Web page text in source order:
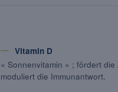
Vitamin D
« Sonnenvitamin » ; fördert
moduliert die Immunantwort.